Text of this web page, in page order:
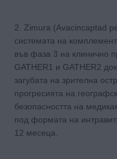
2. Zimura (Avacincaptad
системата на
във фаза 3 на клинично
GATHER1 и GATHER2
загубата на зрителна
прогресията на
безопасността на
под формата на
12 месеца.